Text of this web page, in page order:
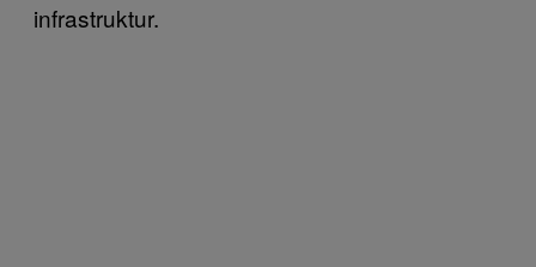
infrastruktur.